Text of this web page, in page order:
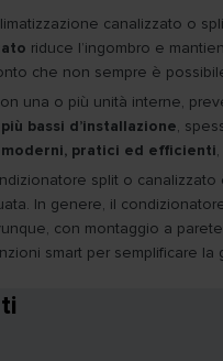
canalizzato o
riduce l’ingombro e
che non sempre è
una o più unità interne,
bassi d’installazione,
pratici ed efficienti
split o
In genere, il
con montaggio a
smart per semplificare